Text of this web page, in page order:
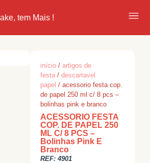
tem Mais !
início /artigos de
festa /descartavel
papel / acessorio festa cop.
de papel 250 ml c/ 8 pcs –
bolinhas pink e branco
ACESSORIO FESTA
COP. DE PAPEL 250
ML C/ 8 PCS –
Bolinhas Pink E
Branco
REF:4901